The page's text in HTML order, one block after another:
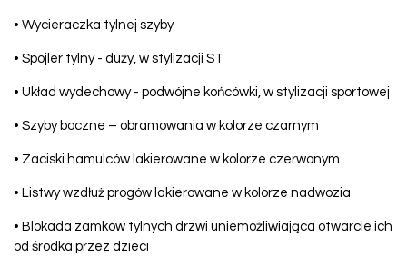
• Wycieraczka tylnej szyby
• Spojler tylny - duży, w stylizacji ST
• Układ wydechowy - podwójne końcówki, w stylizacji sportowej
• Szyby boczne – obramowania w kolorze czarnym
• Zaciski hamulców lakierowane w kolorze czerwonym
• Listwy wzdłuż progów lakierowane w kolorze nadwozia
• Blokada zamków tylnych drzwi uniemożliwiająca otwarcie ich
od środka przez dzieci